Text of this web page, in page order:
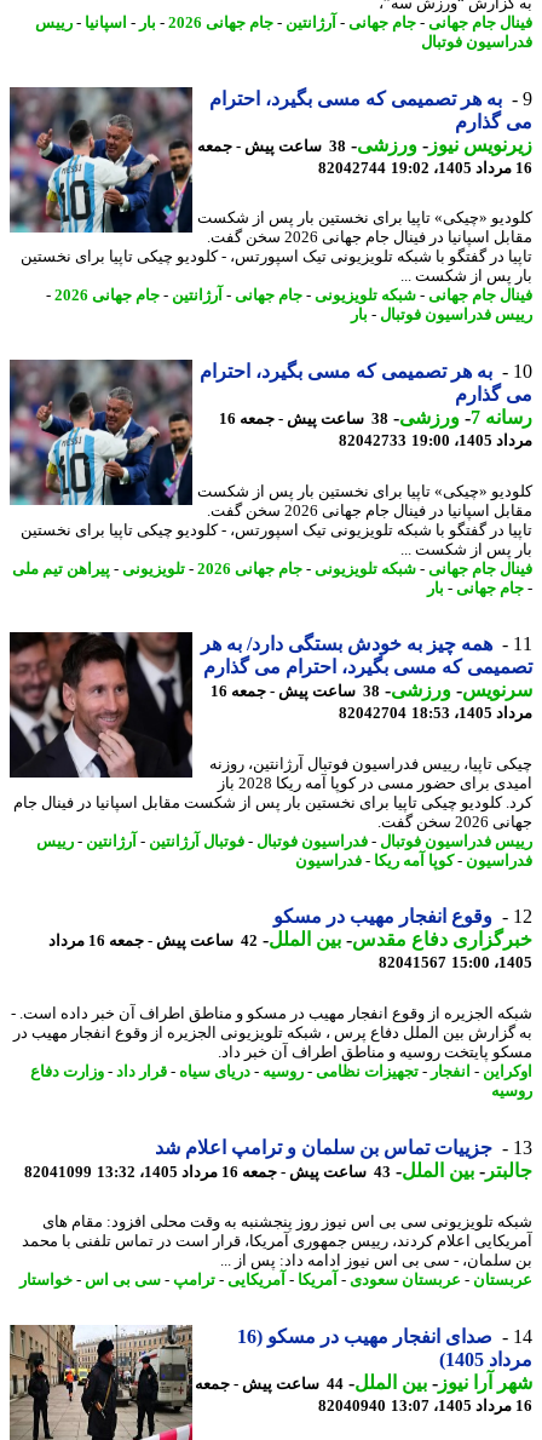
“ورزش سه”،
جام جهانی-جام جهانی-آرژانتین -جام جهانی 2026 -بار - اسپانیا-رییس
فوتبال
به هر تصمیمی که مسی بگیرد، احترام
گذارم
نیوز-ورزشی-
38 ساعت پیش - جمعه
82042744
«چیکی» تاپیا برای نخستین بار پس از شکست
مقابل اسپانیا در فینال جام جهانی 2026 سخن گفت.
در گفتگو با شبکه تلویزیونی تیک اسپورتس، - کلودیو چیکی تاپیا برای نخستین
پس از شکست ...
جام جهانی-شبکه تلویزیونی-جام جهانی-آرژانتین -جام جهانی 2026
-
فدراسیون فوتبال-بار
به هر تصمیمی که مسی بگیرد، احترام
گذارم
7
-ورزشی-
38 ساعت پیش - جمعه 16
19:00
82042733
«چیکی» تاپیا برای نخستین بار پس از شکست
مقابل اسپانیا در فینال جام جهانی 2026 سخن گفت.
در گفتگو با شبکه تلویزیونی تیک اسپورتس، - کلودیو چیکی تاپیا برای نخستین
پس از شکست ...
جام جهانی-شبکه تلویزیونی-جام جهانی 2026 -تلویزیونی-پیراهن تیم ملی
جهانی-بار
همه چیز به خودش بستگی دارد/ به هر
که مسی بگیرد، احترام می گذارم
-ورزشی-
38 ساعت پیش - جمعه 16
18:53
82042704
تاپیا، رییس فدراسیون فوتبال آرژانتین، روزنه
امیدی برای حضور مسی در کوپا آمه ریکا 2028 باز
کلودیو چیکی تاپیا برای نخستین بار پس از شکست مقابل اسپانیا در فینال جام
سخن گفت.
فدراسیون فوتبال-فدراسیون فوتبال-فوتبال آرژانتین -آرژانتین -رییس
-کوپا آمه ریکا - فدراسیون
وقوع انفجار مهیب در مسکو
دفاع مقدس-بین الملل-
42 ساعت پیش - جمعه 16 مرداد
82041567
الجزیره از وقوع انفجار مهیب در مسکو و مناطق اطراف آن خبر داده است. -
بین الملل دفاع پرس ، شبکه تلویزیونی الجزیره از وقوع انفجار مهیب در
پایتخت روسیه و مناطق اطراف آن خبر داد.
- انفجار-تجهیزات نظامی-روسیه-دریای سیاه-قرار داد-وزارت دفاع
جزییات تماس بن سلمان و ترامپ اعلام شد
-بین الملل-43 ساعت پیش - جمعه 16 مرداد 1405، 13:32 82041099
تلویزیونی سی بی اس نیوز روز پنجشنبه به وقت محلی افزود: مقام های
اعلام کردند، رییس جمهوری آمریکا، قرار است در تماس تلفنی با محمد
- سی بی اس نیوز ادامه داد: پس از ...
-عربستان سعودی-آمریکا- آمریکایی-ترامپ -سی بی اس-خواستار
صدای انفجار مهیب در مسکو (16
1405)
آرا نیوز-بین الملل-
44 ساعت پیش - جمعه
82040940